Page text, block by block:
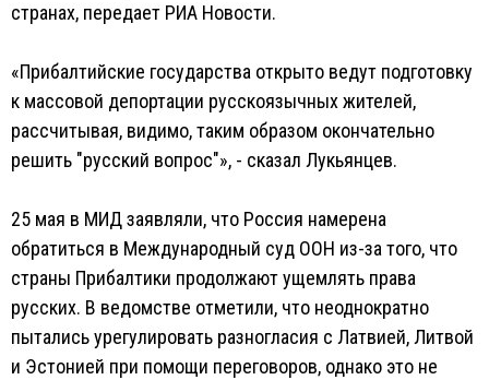
странах, передает РИА Новости.
«Прибалтийские государства открыто ведут подготовку
к массовой депортации русскоязычных жителей,
рассчитывая, видимо, таким образом окончательно
решить "русский вопрос"», - сказал Лукьянцев.
25 мая в МИД заявляли, что Россия намерена
обратиться в Международный суд ООН из-за того, что
страны Прибалтики продолжают ущемлять права
русских. В ведомстве отметили, что неоднократно
пытались урегулировать разногласия с Латвией, Литвой
и Эстонией при помощи переговоров, однако это не